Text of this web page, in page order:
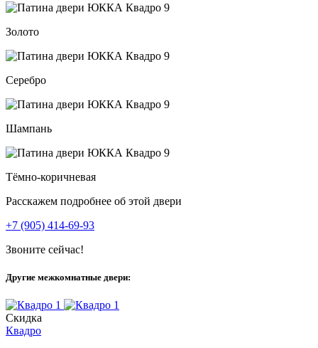
Золото
Серебро
Шампань
Тёмно-коричневая
Расскажем подробнее об этой двери
+7 (905) 414-69-93
Звоните сейчас!
Другие межкомнатные двери:
Скидка
Квадро